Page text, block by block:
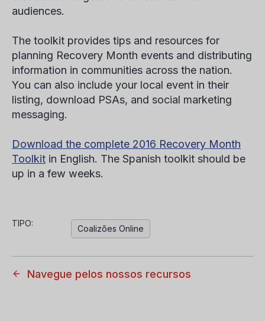
audiences.
The toolkit provides tips and resources for
planning Recovery Month events and distributing
information in communities across the nation.
You can also include your local event in their
listing, download PSAs, and social marketing
messaging.
Download the complete 2016 Recovery Month
Toolkit in English. The Spanish toolkit should be
up in a few weeks.
TIPO:
Coalizões Online
Navegue pelos nossos recursos